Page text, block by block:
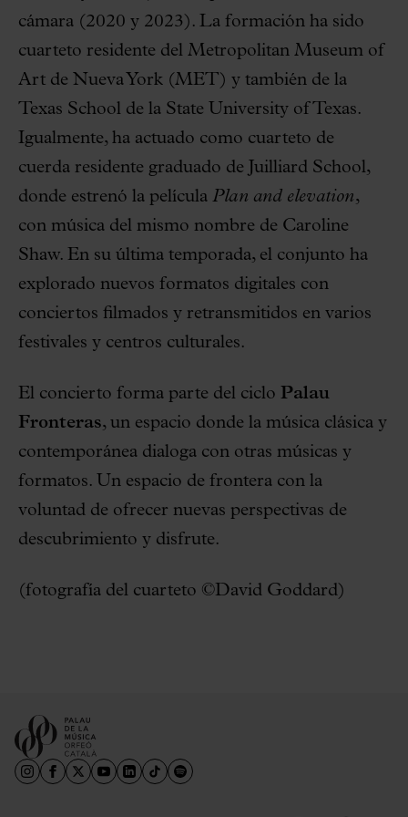
cámara (2020 y 2023). La formación ha sido
cuarteto residente del Metropolitan Museum of
Art de Nueva York (MET) y también de la
Texas School de la State University of Texas.
Igualmente, ha actuado como cuarteto de
cuerda residente graduado de Juilliard School,
donde estrenó la película Plan and elevation,
con música del mismo nombre de Caroline
Shaw. En su última temporada, el conjunto ha
explorado nuevos formatos digitales con
conciertos filmados y retransmitidos en varios
festivales y centros culturales.
El concierto forma parte del ciclo Palau
Fronteras, un espacio donde la música clásica y
contemporánea dialoga con otras músicas y
formatos. Un espacio de frontera con la
voluntad de ofrecer nuevas perspectivas de
descubrimiento y disfrute.
(fotografía del cuarteto ©David Goddard)